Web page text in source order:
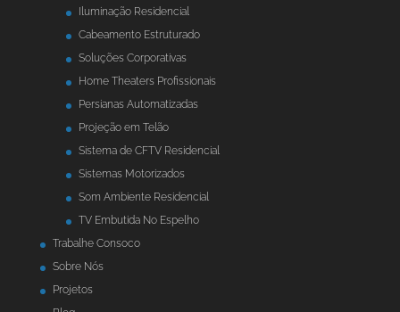
Iluminação Residencial
Cabeamento Estruturado
Soluções Corporativas
Home Theaters Profissionais
Persianas Automatizadas
Projeção em Telão
Sistema de CFTV Residencial
Sistemas Motorizados
Som Ambiente Residencial
TV Embutida No Espelho
Trabalhe Consoco
Sobre Nós
Projetos